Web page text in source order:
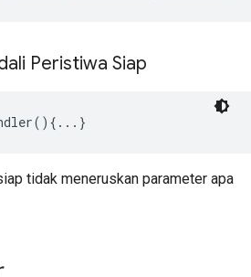
Peristiwa Siap
tidak meneruskan parameter apa